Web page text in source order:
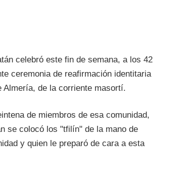
celebró este fin de semana, a los 42
ceremonia de reafirmación identitaria
Almería, de la corriente masortí.
de miembros de esa comunidad,
se colocó los "tfilín" de la mano de
y quien le preparó de cara a esta